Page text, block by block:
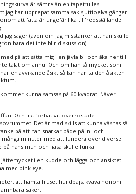
är sämre än en tapetrulles.
jag har upprepat samma sak sjuttioelva gånger
att fatta är ungefär lika tillfredsställande
jag säger (även om jag misstänker att han skulle
bara det inte blir diskussion).
på att sätta mig i en jävla bil och åka ner till
talat om ännu. Och om han så mycket som
en avvikande åsikt så kan han ta den åsikten
kunna samsas på 60 kvadrat. Näver
Och likt förbaskat överröstade
Det är mad skills att kunna väsnas så
på att han snarkar både på in- och
många minuter med att fundera över diverse
hans mun och näsa skulle funka.
jättemycket i en kudde och lägga och ansiktet
med pink eye.
att hämta fruset hundbajs, kväva honom
saker.